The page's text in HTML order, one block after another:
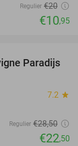
Regulier €20
€10,95
21%
Paradijs
7.2 star
Regulier €28,50
€22,50